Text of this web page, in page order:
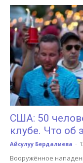
США: 50
клубе. Что об
Айсулуу Бердалиева -
Вооружённое